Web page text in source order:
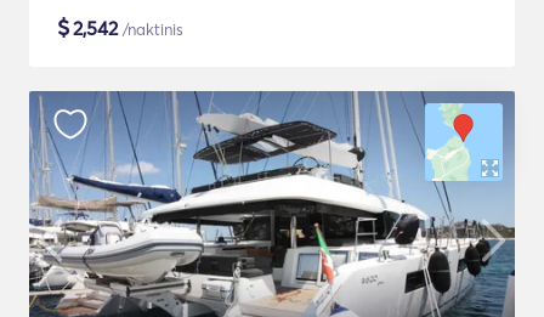
$2,542/naktinis